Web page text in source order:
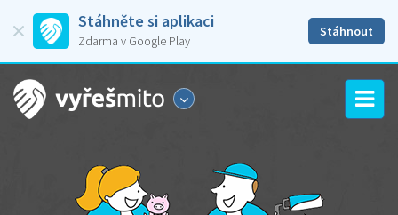
Stáhněte si aplikaci
Zdarma v Google Play
Stáhnout